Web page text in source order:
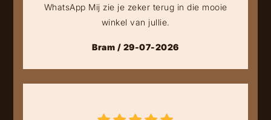
WhatsApp Mij zie je zeker terug in die mooie
winkel van jullie.
Bram / 29-07-2026